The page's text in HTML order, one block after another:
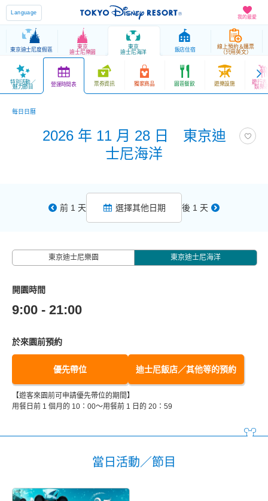
我的最愛
Language
東京迪士尼度假區
東京
迪士尼樂園
東京
迪士尼海洋
飯店住宿
線上預約＆購票
（只用英文）
特別活動／
魅力節目 營運時間表 票券資訊 獨家商品 園區餐飲 遊樂設施 遊行表
娛樂
每日日曆
2026 年 11 月 28 日 東京迪
士尼海洋
前 1 天 選擇其他日期 後 1 天
東京迪士尼樂園 東京迪士尼海洋
開園時間
9:00 - 21:00
於來園前預約
優先帶位 迪士尼飯店／其他等的預約
【遊客來園前可申請優先帶位的期間】
用餐日前 1 個月的 10：00～用餐前 1 日的 20：59
當日活動／節目